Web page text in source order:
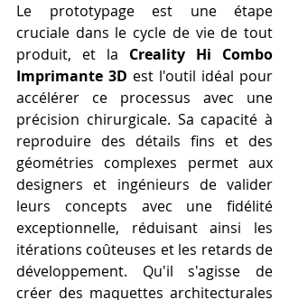
Le prototypage est une étape
cruciale dans le cycle de vie de tout
produit, et la Creality Hi Combo
Imprimante 3D est l'outil idéal pour
accélérer ce processus avec une
précision chirurgicale. Sa capacité à
reproduire des détails fins et des
géométries complexes permet aux
designers et ingénieurs de valider
leurs concepts avec une fidélité
exceptionnelle, réduisant ainsi les
itérations coûteuses et les retards de
développement. Qu'il s'agisse de
créer des maquettes architecturales